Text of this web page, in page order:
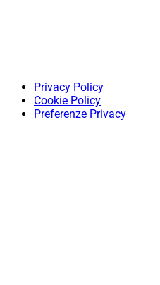
Privacy Policy
Cookie Policy
Preferenze Privacy